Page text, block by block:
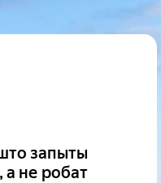
запыты
а не робат